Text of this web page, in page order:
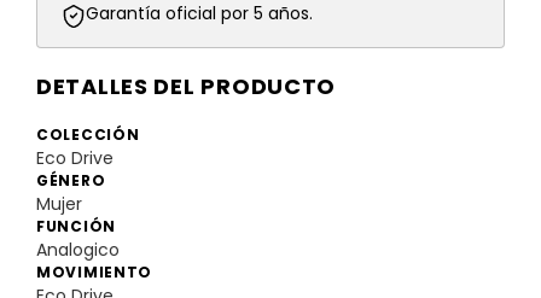
Garantía oficial por 5 años.
DETALLES DEL PRODUCTO
COLECCIÓN
Eco Drive
GÉNERO
Mujer
FUNCIÓN
Analogico
MOVIMIENTO